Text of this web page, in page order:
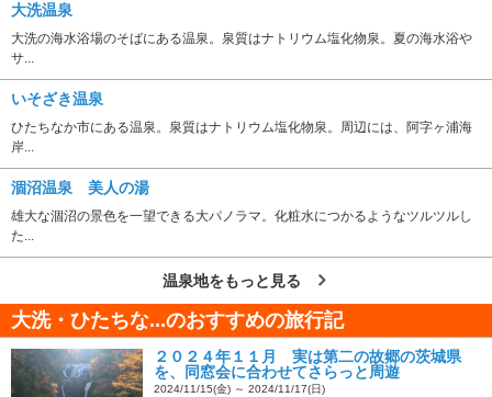
大洗温泉
大洗の海水浴場のそばにある温泉。泉質はナトリウム塩化物泉。夏の海水浴や
サ...
いそざき温泉
ひたちなか市にある温泉。泉質はナトリウム塩化物泉。周辺には、阿字ヶ浦海
岸...
涸沼温泉 美人の湯
雄大な涸沼の景色を一望できる大パノラマ。化粧水につかるようなツルツルし
た...
温泉地をもっと見る
大洗・ひたちな...のおすすめの旅行記
２０２４年１１月 実は第二の故郷の茨城県
を、同窓会に合わせてさらっと周遊
2024/11/15(金) ～ 2024/11/17(日)